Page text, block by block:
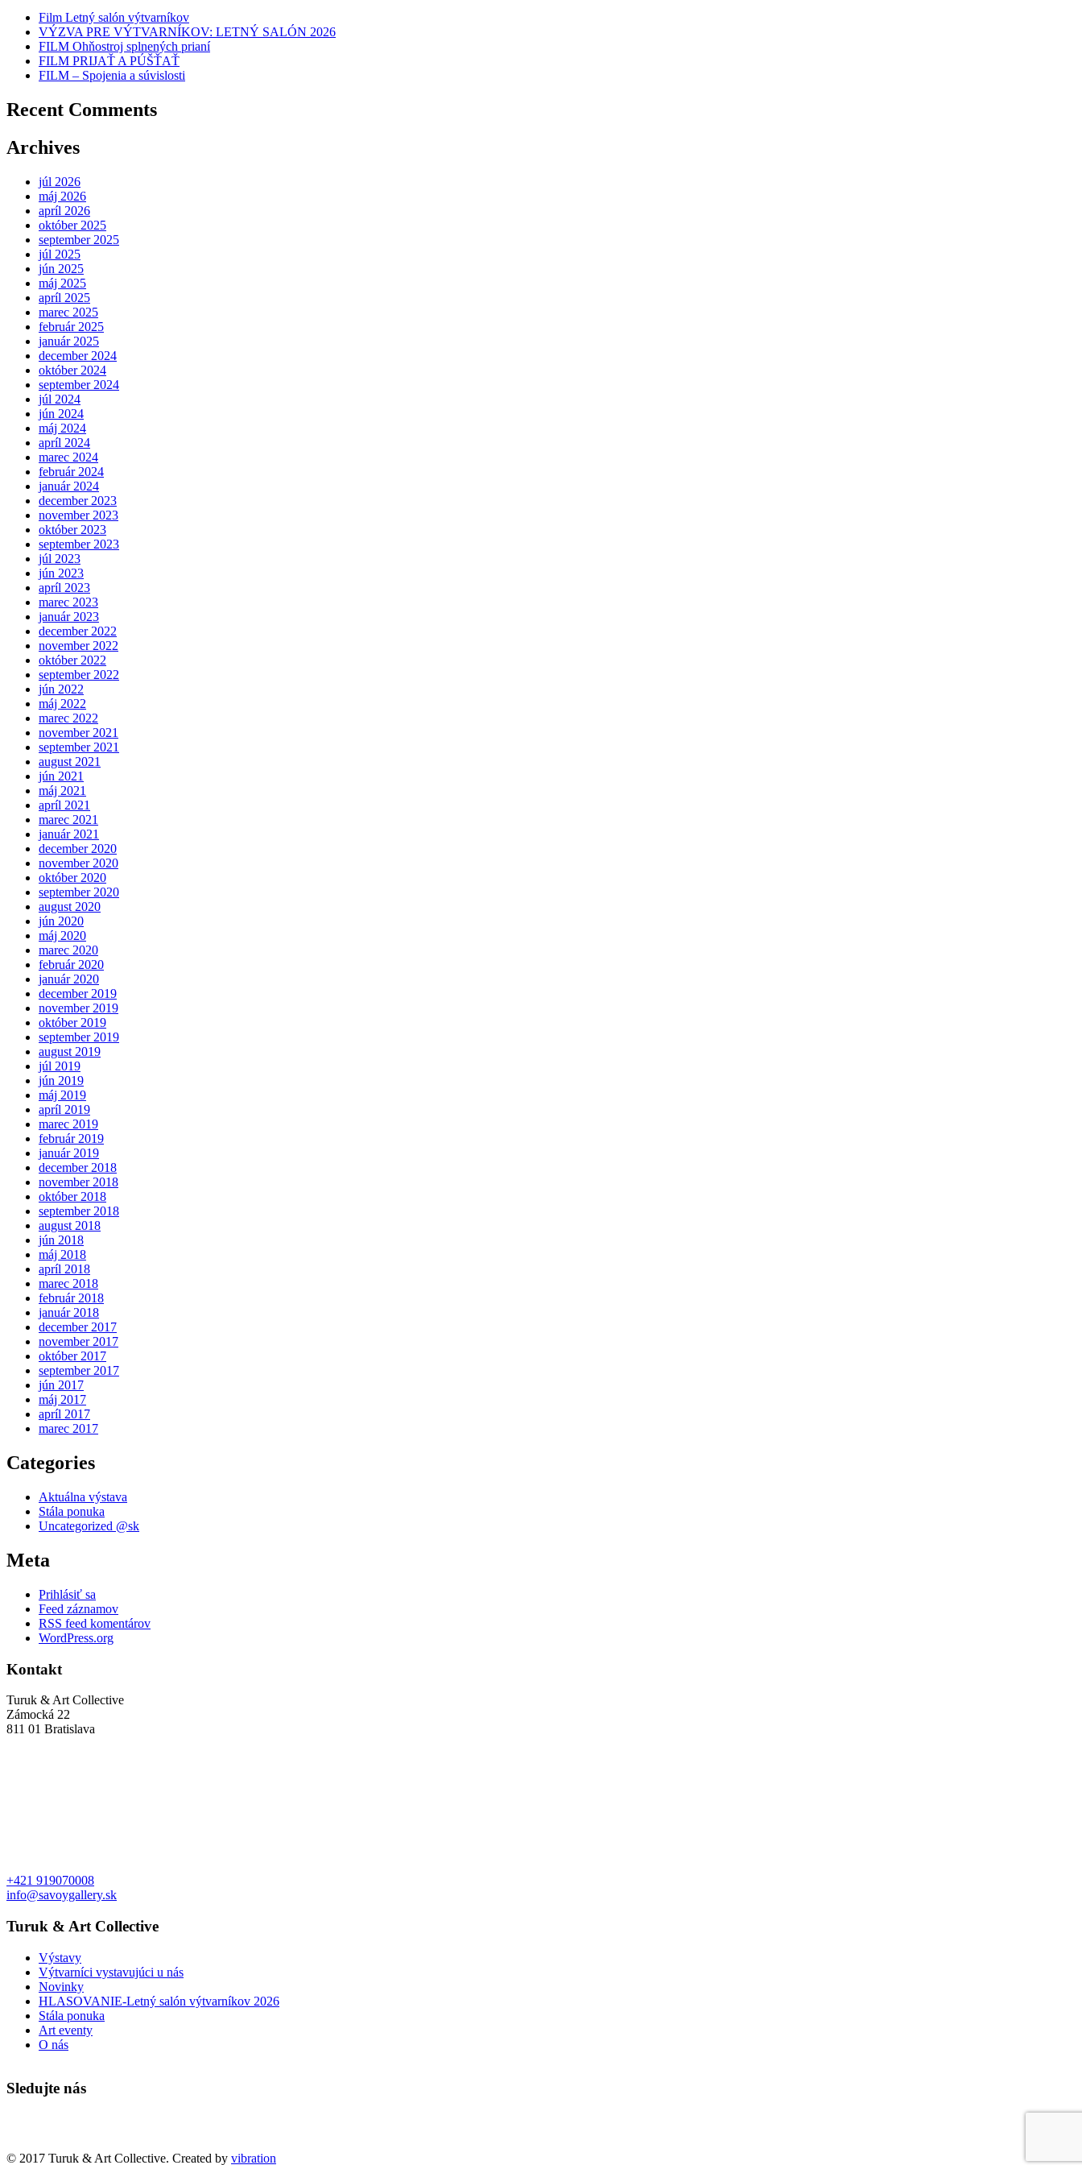
Film Letný salón výtvarníkov
VÝZVA PRE VÝTVARNÍKOV: LETNÝ SALÓN 2026
FILM Ohňostroj splnených prianí
FILM PRIJAŤ A PÚŠŤAŤ
FILM – Spojenia a súvislosti
Recent Comments
Archives
júl 2026
máj 2026
apríl 2026
október 2025
september 2025
júl 2025
jún 2025
máj 2025
apríl 2025
marec 2025
február 2025
január 2025
december 2024
október 2024
september 2024
júl 2024
jún 2024
máj 2024
apríl 2024
marec 2024
február 2024
január 2024
december 2023
november 2023
október 2023
september 2023
júl 2023
jún 2023
apríl 2023
marec 2023
január 2023
december 2022
november 2022
október 2022
september 2022
jún 2022
máj 2022
marec 2022
november 2021
september 2021
august 2021
jún 2021
máj 2021
apríl 2021
marec 2021
január 2021
december 2020
november 2020
október 2020
september 2020
august 2020
jún 2020
máj 2020
marec 2020
február 2020
január 2020
december 2019
november 2019
október 2019
september 2019
august 2019
júl 2019
jún 2019
máj 2019
apríl 2019
marec 2019
február 2019
január 2019
december 2018
november 2018
október 2018
september 2018
august 2018
jún 2018
máj 2018
apríl 2018
marec 2018
február 2018
január 2018
december 2017
november 2017
október 2017
september 2017
jún 2017
máj 2017
apríl 2017
marec 2017
Categories
Aktuálna výstava
Stála ponuka
Uncategorized @sk
Meta
Prihlásiť sa
Feed záznamov
RSS feed komentárov
WordPress.org
Kontakt
Turuk & Art Collective
Zámocká 22
811 01 Bratislava
+421 919070008
info@savoygallery.sk
Turuk & Art Collective
Výstavy
Výtvarníci vystavujúci u nás
Novinky
HLASOVANIE-Letný salón výtvarníkov 2026
Stála ponuka
Art eventy
O nás
Sledujte nás
© 2017 Turuk & Art Collective. Created by vibration